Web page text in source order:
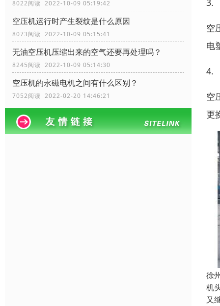
8022阅读 2022-10-09 05:19:42
空压机运行时产生裂纹是什么原因
8073阅读 2022-10-09 05:15:41
无油空压机压缩出来的空气还要再处理吗？
8245阅读 2022-10-09 05:14:30
空压机的永磁电机之间有什么区别？
7052阅读 2022-02-20 14:46:21
3.
空
电
4.
空
更
徐
机
又